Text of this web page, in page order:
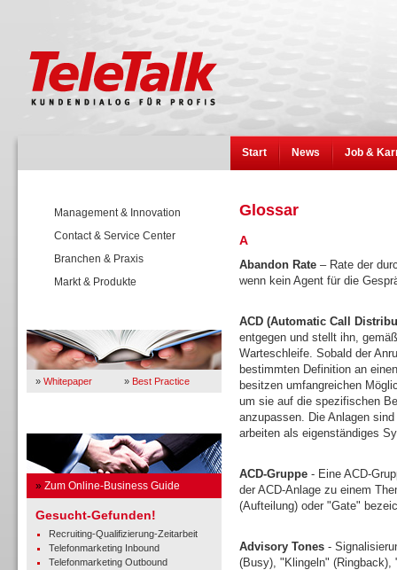
Start News Job &
Management & Innovation
Contact & Service Center
Branchen & Praxis
Markt & Produkte
» Whitepaper » Best Practice
» Zum Online-Business Guide
Gesucht-Gefunden!
Recruiting-Qualifizierung-Zeitarbeit
Telefonmarketing Inbound
Telefonmarketing Outbound
Glossar
A
Abandon Rate – Rate der
wenn kein Agent für die
ACD (Automatic Call
entgegen und stellt ihn,
Warteschleife. Sobald der
bestimmten Definition an
besitzen umfangreichen
um sie auf die spezifischen
anzupassen. Die Anlagen
arbeiten als eigenständiges
ACD-Gruppe - Eine ACD-
der ACD-Anlage zu einem
(Aufteilung) oder "Gate"
Advisory Tones -
(Busy), "Klingeln"